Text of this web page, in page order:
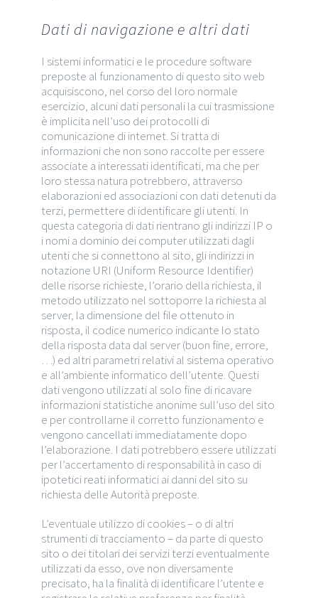
Dati di navigazione e altri dati
I sistemi informatici e le procedure software
preposte al funzionamento di questo sito web
acquisiscono, nel corso del loro normale
esercizio, alcuni dati personali la cui trasmissione
è implicita nell’uso dei protocolli di
comunicazione di internet. Si tratta di
informazioni che non sono raccolte per essere
associate a interessati identificati, ma che per
loro stessa natura potrebbero, attraverso
elaborazioni ed associazioni con dati detenuti da
terzi, permettere di identificare gli utenti. In
questa categoria di dati rientrano gli indirizzi IP o
i nomi a dominio dei computer utilizzati dagli
utenti che si connettono al sito, gli indirizzi in
notazione URI (Uniform Resource Identifier)
delle risorse richieste, l’orario della richiesta, il
metodo utilizzato nel sottoporre la richiesta al
server, la dimensione del file ottenuto in
risposta, il codice numerico indicante lo stato
della risposta data dal server (buon fine, errore,
…) ed altri parametri relativi al sistema operativo
e all’ambiente informatico dell’utente. Questi
dati vengono utilizzati al solo fine di ricavare
informazioni statistiche anonime sull’uso del sito
e per controllarne il corretto funzionamento e
vengono cancellati immediatamente dopo
l’elaborazione. I dati potrebbero essere utilizzati
per l’accertamento di responsabilità in caso di
ipotetici reati informatici ai danni del sito su
richiesta delle Autorità preposte.
L’eventuale utilizzo di cookies – o di altri
strumenti di tracciamento – da parte di questo
sito o dei titolari dei servizi terzi eventualmente
utilizzati da esso, ove non diversamente
precisato, ha la finalità di identificare l’utente e